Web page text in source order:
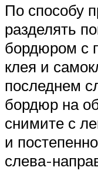
По способу
разделять
бордюром с
клея и
последнем
бордюр на
снимите с
и
слева-